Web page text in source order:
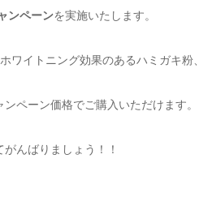
ンペーンを実施いたします。
ワイトニング効果のあるハミガキ粉、
ペーン価格でご購入いただけます。
んばりましょう！！